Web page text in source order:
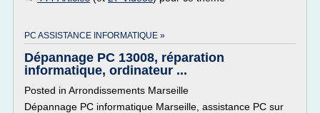
PC ASSISTANCE INFORMATIQUE »
Dépannage PC 13008, réparation
informatique, ordinateur ...
Posted in Arrondissements Marseille
Dépannage PC informatique Marseille, assistance PC sur